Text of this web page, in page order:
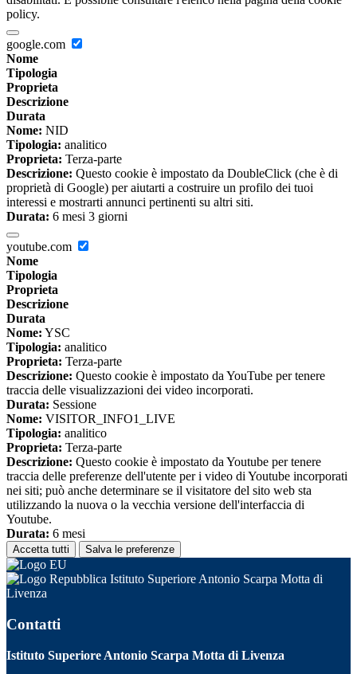
policy.
google.com
Nome
Tipologia
Proprieta
Descrizione
Durata
Nome: NID
Tipologia: analitico
Proprieta: Terza-parte
Descrizione: Questo cookie è impostato da DoubleClick (che è di
proprietà di Google) per aiutarti a costruire un profilo dei tuoi
interessi e mostrarti annunci pertinenti su altri siti.
Durata: 6 mesi 3 giorni
youtube.com
Nome
Tipologia
Proprieta
Descrizione
Durata
Nome: YSC
Tipologia: analitico
Proprieta: Terza-parte
Descrizione: Questo cookie è impostato da YouTube per tenere
traccia delle visualizzazioni dei video incorporati.
Durata: Sessione
Nome: VISITOR_INFO1_LIVE
Tipologia: analitico
Proprieta: Terza-parte
Descrizione: Questo cookie è impostato da Youtube per tenere
traccia delle preferenze dell'utente per i video di Youtube incorporati
nei siti; può anche determinare se il visitatore del sito web sta
utilizzando la nuova o la vecchia versione dell'interfaccia di
Youtube.
Durata: 6 mesi
Accetta tutti Salva le preferenze
Istituto Superiore Antonio Scarpa Motta di
Livenza
Contatti
Istituto Superiore Antonio Scarpa Motta di Livenza